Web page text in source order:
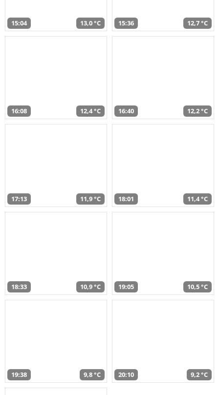
15:04 13,0 °C 15:36 12,7 °C
16:08 12,4 °C 16:40 12,2 °C
17:13 11,9 °C 18:01 11,4 °C
18:33 10,9 °C 19:05 10,5 °C
19:38 9,8 °C 20:10 9,2 °C